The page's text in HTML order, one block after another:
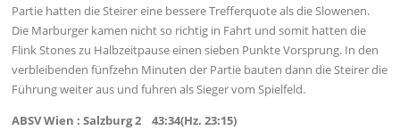
Partie hatten die Steirer eine bessere Trefferquote als die Slowenen.
Die Marburger kamen nicht so richtig in Fahrt und somit hatten die
Flink Stones zu Halbzeitpause einen sieben Punkte Vorsprung. In den
verbleibenden fünfzehn Minuten der Partie bauten dann die Steirer die
Führung weiter aus und fuhren als Sieger vom Spielfeld.
ABSV Wien : Salzburg 2 43:34(Hz. 23:15)